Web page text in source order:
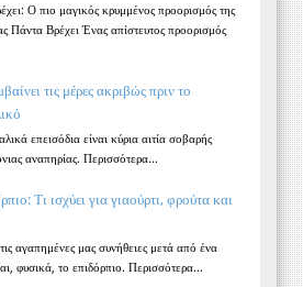
Ο πιο μαγικός κρυμμένος προορισμός της
Πάντα Βρέχει Ένας απίστευτος προορισμός
τις μέρες ακριβώς πριν το
επεισόδια είναι κύρια αιτία σοβαρής
αναπηρίας. Περισσότερα...
Τι ισχύει για γιαούρτι, φρούτα και
αγαπημένες μας συνήθειες μετά από ένα
φυσικά, το επιδόρπιο. Περισσότερα...